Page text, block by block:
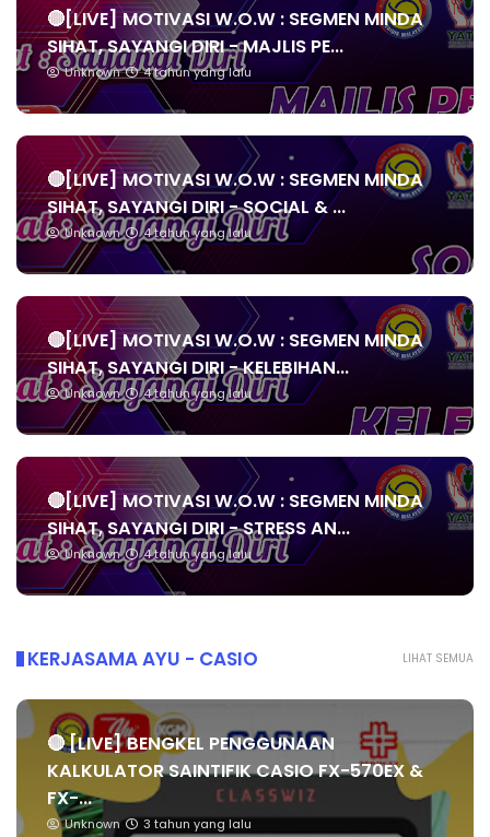
🔴[LIVE] MOTIVASI W.O.W : SEGMEN MINDA
SIHAT, SAYANGI DIRI - MAJLIS PE...
Unknown 4 tahun yang lalu
🔴[LIVE] MOTIVASI W.O.W : SEGMEN MINDA
SIHAT, SAYANGI DIRI - SOCIAL & ...
Unknown 4 tahun yang lalu
🔴[LIVE] MOTIVASI W.O.W : SEGMEN MINDA
SIHAT, SAYANGI DIRI - KELEBIHAN...
Unknown 4 tahun yang lalu
🔴[LIVE] MOTIVASI W.O.W : SEGMEN MINDA
SIHAT, SAYANGI DIRI - STRESS AN...
Unknown 4 tahun yang lalu
LIHAT SEMUA
KERJASAMA AYU - CASIO
🔴 [LIVE] BENGKEL PENGGUNAAN
KALKULATOR SAINTIFIK CASIO FX-570EX &
FX-...
Unknown 3 tahun yang lalu